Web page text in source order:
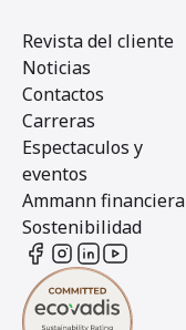
Revista del cliente
Noticias
Contactos
Carreras
Espectaculos y
eventos
Ammann financiera
Sostenibilidad